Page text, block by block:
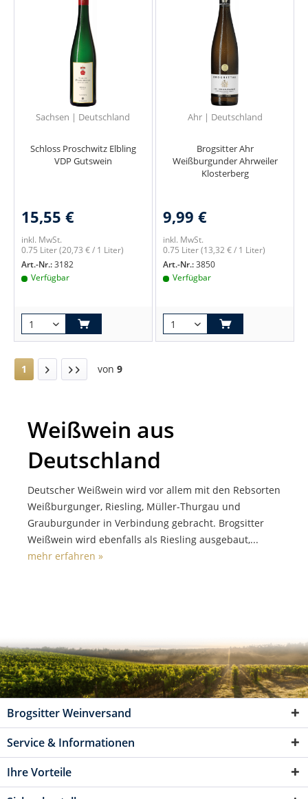
Sachsen | Deutschland
Schloss Proschwitz Elbling
VDP Gutswein
15,55 €
inkl. MwSt.
0.75 Liter(20,73 € / 1 Liter)
Art.-Nr.:3182
Verfügbar
Ahr | Deutschland
Brogsitter Ahr
Weißburgunder Ahrweiler
Klosterberg
9,99 €
inkl. MwSt.
0.75 Liter(13,32 € / 1 Liter)
Art.-Nr.:3850
Verfügbar
1 von 9
Weißwein aus
Deutschland
Deutscher Weißwein wird vor allem mit den Rebsorten
Weißburgunger, Riesling, Müller-Thurgau und
Grauburgunder in Verbindung gebracht. Brogsitter
Weißwein wird ebenfalls als Riesling ausgebaut,...
mehr erfahren »
Brogsitter Weinversand
Service & Informationen
Ihre Vorteile